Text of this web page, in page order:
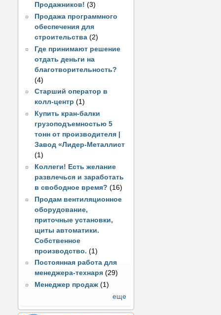
Продажников! (3)
Продажа программного
обеспечения для
строительства (2)
Где принимают решение
отдать деньги на
благотворительность?
(4)
Старший оператор в
колл-центр (1)
Купить кран-балки
грузоподъемностью 5
тонн от производителя |
Завод «Лидер-Металлист
(1)
Коллеги! Есть желание
развлечься и заработать
в свободное время? (16)
Продам вентиляционное
оборудование,
приточные установки,
щиты автоматики.
Собственное
производство. (1)
Постоянная работа для
менеджера-технаря (29)
Менеджер продаж (1)
еще